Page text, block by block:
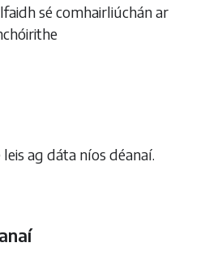
sé comhairliúchán ar
ag dáta níos déanaí.